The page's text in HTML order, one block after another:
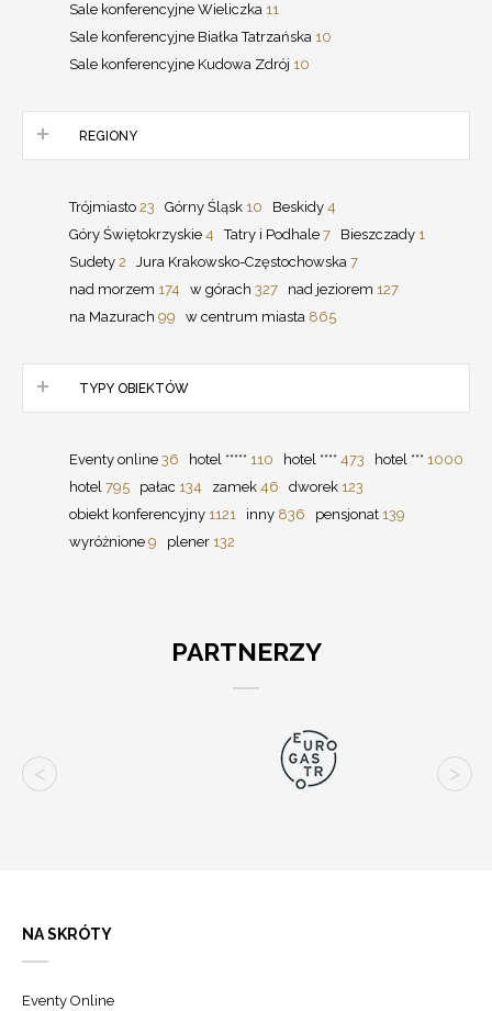
Sale konferencyjne Wieliczka 11
Sale konferencyjne Białka Tatrzańska 10
Sale konferencyjne Kudowa Zdrój 10
REGIONY
Trójmiasto 23 Górny Śląsk 10 Beskidy 4
Góry Świętokrzyskie 4 Tatry i Podhale 7 Bieszczady 1
Sudety 2 Jura Krakowsko-Częstochowska 7
nad morzem 174 w górach 327 nad jeziorem 127
na Mazurach 99 w centrum miasta 865
TYPY OBIEKTÓW
Eventy online 36 hotel ***** 110 hotel **** 473 hotel *** 1000
hotel 795 pałac 134 zamek 46 dworek 123
obiekt konferencyjny 1121 inny 836 pensjonat 139
wyróżnione 9 plener 132
PARTNERZY
NA SKRÓTY
Eventy Online